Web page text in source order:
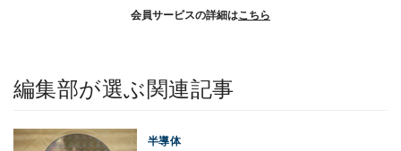
会員サービスの詳細はこちら
編集部が選ぶ関連記事
半導体